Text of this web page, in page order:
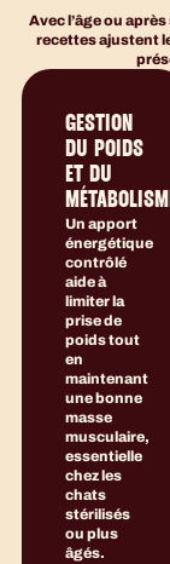
Avec l’âge ou
recettes ajustent
GESTION
DU POIDS
ET DU
Un apport
énergétique
contrôlé
aide à
limiter la
prise de
poids tout
en
maintenant
une bonne
masse
musculaire,
essentielle
chez les
chats
stérilisés
ou plus
âgés.